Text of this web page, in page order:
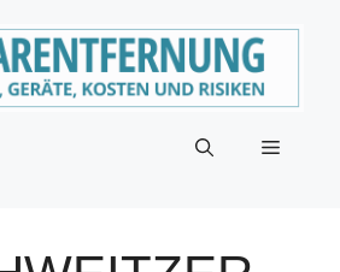
Menü